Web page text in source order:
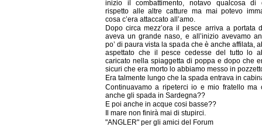
inizio il combattimento, notavo qualcosa di
rispetto alle altre catture ma mai potevo
cosa c’era attaccato all’amo.
Dopo circa mezz’ora il pesce arriva a portata
aveva un grande naso, e all’inizio avevamo
po’ di paura vista la spada che è anche affilata,
aspettato che il pesce cedesse del tutto lo
caricato nella spiaggetta di poppa e dopo che
sicuri che era morto lo abbiamo messo in
Era talmente lungo che la spada entrava in
Continuavamo a ripeterci io e mio fratello ma
anche gli spada in Sardegna??
E poi anche in acque cosi basse??
Il mare non finirà mai di stupirci.
"ANGLER" per gli amici del Forum